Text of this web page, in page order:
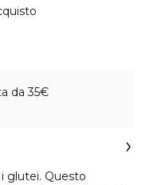
da 35€
glutei. Questo